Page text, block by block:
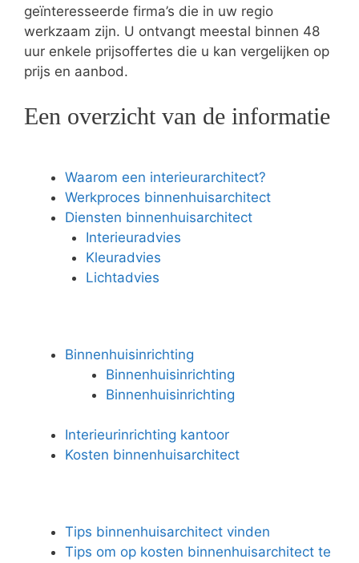
geïnteresseerde firma’s die in uw regio
werkzaam zijn. U ontvangt meestal binnen 48
uur enkele prijsoffertes die u kan vergelijken op
prijs en aanbod.
Een overzicht van de informatie
Waarom een interieurarchitect?
Werkproces binnenhuisarchitect
Diensten binnenhuisarchitect
Interieuradvies
Kleuradvies
Lichtadvies
Binnenhuisinrichting
Binnenhuisinrichting
Binnenhuisinrichting
Interieurinrichting kantoor
Kosten binnenhuisarchitect
Tips binnenhuisarchitect vinden
Tips om op kosten binnenhuisarchitect te